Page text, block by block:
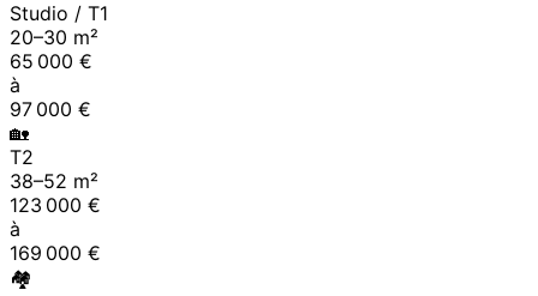
Studio / T1
20–30 m²
65 000 €
à
97 000 €
🏡
T2
38–52 m²
123 000 €
à
169 000 €
🏘